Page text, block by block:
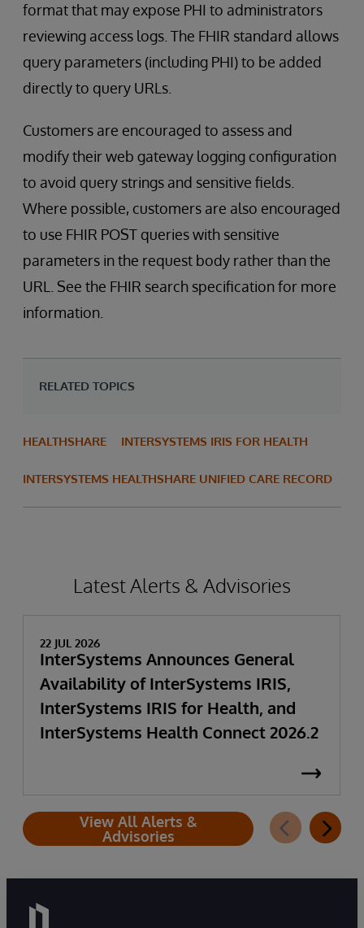
format that may expose PHI to administrators
reviewing access logs. The FHIR standard allows
query parameters (including PHI) to be added
directly to query URLs.
Customers are encouraged to assess and
modify their web gateway logging configuration
to avoid query strings and sensitive fields.
Where possible, customers are also encouraged
to use FHIR POST queries with sensitive
parameters in the request body rather than the
URL. See the FHIR search specification for more
information.
RELATED TOPICS
HEALTHSHARE INTERSYSTEMS IRIS FOR HEALTH
INTERSYSTEMS HEALTHSHARE UNIFIED CARE RECORD
Latest Alerts & Advisories
22 JUL 2026
InterSystems Announces General
Availability of InterSystems IRIS,
InterSystems IRIS for Health, and
InterSystems Health Connect 2026.2
View All Alerts &
Advisories